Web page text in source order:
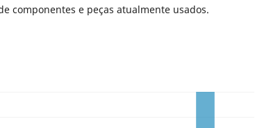
componentes e peças atualmente usados.